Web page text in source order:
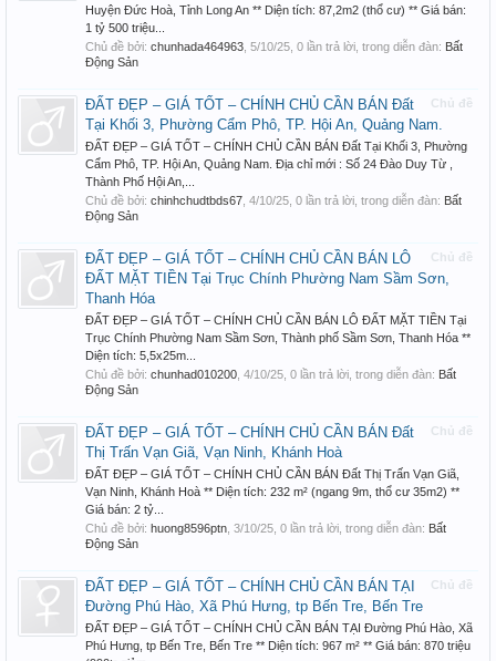
Huyện Đức Hoà, Tỉnh Long An ** Diện tích: 87,2m2 (thổ cư) ** Giá bán:
1 tỷ 500 triệu...
Chủ đề bởi: chunhada464963 5/10/25 , 0 lần trả lời, trong diễn đàn: Bất
Động Sản
Chủ đề
ĐẤT ĐẸP – GIÁ TỐT – CHÍNH CHỦ CẦN BÁN Đất
Tại Khối 3, Phường Cẩm Phô, TP. Hội An, Quảng Nam.
ĐẤT ĐẸP – GIÁ TỐT – CHÍNH CHỦ CẦN BÁN Đất Tại Khối 3, Phường
Cẩm Phô, TP. Hội An, Quảng Nam. Địa chỉ mới : Số 24 Đào Duy Từ ,
Thành Phố Hội An,...
Chủ đề bởi: chinhchudtbds67 4/10/25 , 0 lần trả lời, trong diễn đàn: Bất
Động Sản
Chủ đề
ĐẤT ĐẸP – GIÁ TỐT – CHÍNH CHỦ CẦN BÁN LÔ
ĐẤT MẶT TIỀN Tại Trục Chính Phường Nam Sầm Sơn,
Thanh Hóa
ĐẤT ĐẸP – GIÁ TỐT – CHÍNH CHỦ CẦN BÁN LÔ ĐẤT MẶT TIỀN Tại
Trục Chính Phường Nam Sầm Sơn, Thành phố Sầm Sơn, Thanh Hóa **
Diện tích: 5,5x25m...
Chủ đề bởi: chunhad010200 4/10/25 , 0 lần trả lời, trong diễn đàn: Bất
Động Sản
Chủ đề
ĐẤT ĐẸP – GIÁ TỐT – CHÍNH CHỦ CẦN BÁN Đất
Thị Trấn Vạn Giã, Vạn Ninh, Khánh Hoà
ĐẤT ĐẸP – GIÁ TỐT – CHÍNH CHỦ CẦN BÁN Đất Thị Trấn Vạn Giã,
Vạn Ninh, Khánh Hoà ** Diện tích: 232 m² (ngang 9m, thổ cư 35m2) **
Giá bán: 2 tỷ...
Chủ đề bởi: huong8596ptn 3/10/25 , 0 lần trả lời, trong diễn đàn: Bất
Động Sản
Chủ đề
ĐẤT ĐẸP – GIÁ TỐT – CHÍNH CHỦ CẦN BÁN TẠI
Đường Phú Hào, Xã Phú Hưng, tp Bến Tre, Bến Tre
ĐẤT ĐẸP – GIÁ TỐT – CHÍNH CHỦ CẦN BÁN TẠI Đường Phú Hào, Xã
Phú Hưng, tp Bến Tre, Bến Tre ** Diện tích: 967 m² ** Giá bán: 870 triệu